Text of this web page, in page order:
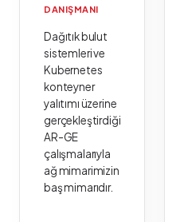
DANIŞMANI
Dağıtık bulut
sistemleri ve
Kubernetes
konteyner
yalıtımı üzerine
gerçekleştirdiği
AR-GE
çalışmalarıyla
ağ mimarimizin
baş mimarıdır.